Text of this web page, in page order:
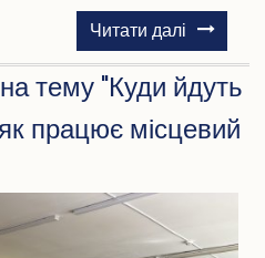
докторанту
та докторантури
докторів філософії та
Читати далі про
Тренінг
для
на
«Як
дрібні
тему "Куди йдуть
працює місцевий